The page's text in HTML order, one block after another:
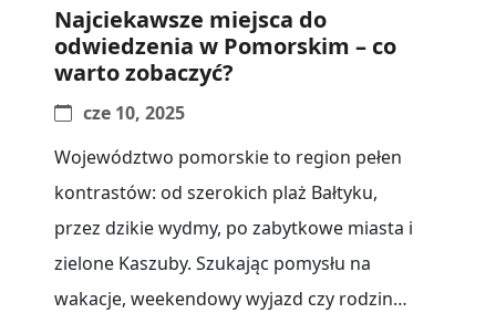
Najciekawsze miejsca do
odwiedzenia w Pomorskim – co
warto zobaczyć?
cze 10, 2025
Województwo pomorskie to region pełen
kontrastów: od szerokich plaż Bałtyku,
przez dzikie wydmy, po zabytkowe miasta i
zielone Kaszuby. Szukając pomysłu na
wakacje, weekendowy wyjazd czy rodzinny